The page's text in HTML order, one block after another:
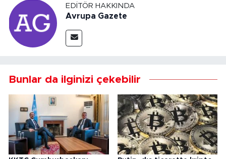
EDITÖR HAKKINDA
Avrupa Gazete
Bunlar da ilginizi çekebilir